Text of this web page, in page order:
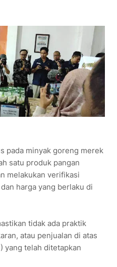
pada minyak goreng merek
satu produk pangan
melakukan verifikasi
harga yang berlaku di
tidak ada praktik
atau penjualan di atas
yang telah ditetapkan